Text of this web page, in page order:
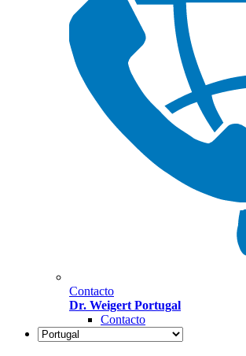
Contacto
Dr. Weigert Portugal
Contacto